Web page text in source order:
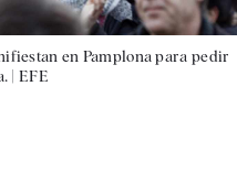
en Pamplona para pedir
|EFE